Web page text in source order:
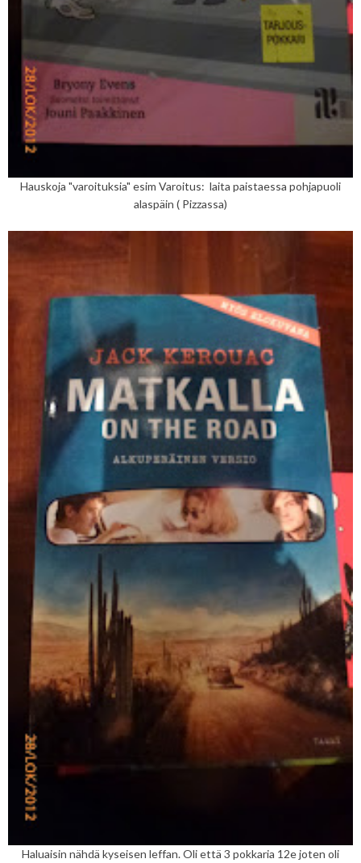
Hauskoja "varoituksia" esim Varoitus: laita paistaessa pohjapuoli
alaspäin ( Pizzassa)
Haluaisin nähdä kyseisen leffan. Oli että 3 pokkaria 12e joten oli